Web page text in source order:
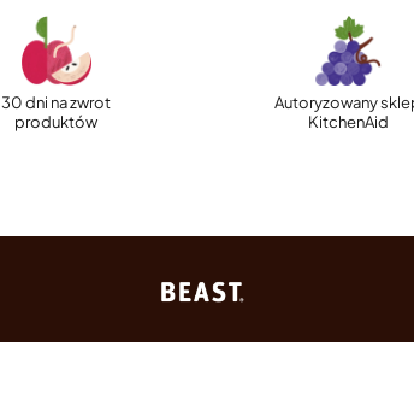
30 dni na zwrot
produktów
Autoryzowany
KitchenAid